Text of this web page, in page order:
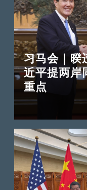
习马会｜暌
近平提两岸
重点